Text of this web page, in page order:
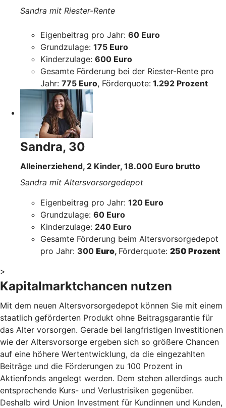
Sandra mit Riester-Rente
Eigenbeitrag pro Jahr: 60 Euro
Grundzulage: 175 Euro
Kinderzulage: 600 Euro
Gesamte Förderung bei der Riester-Rente pro
Jahr: 775 Euro, Förderquote: 1.292 Prozent
Sandra, 30
Alleinerziehend, 2 Kinder, 18.000 Euro brutto
Sandra mit Altersvorsorgedepot
Eigenbeitrag pro Jahr: 120 Euro
Grundzulage: 60 Euro
Kinderzulage: 240 Euro
Gesamte Förderung beim Altersvorsorgedepot
pro Jahr: 300 Euro, Förderquote: 250 Prozent
>
Kapitalmarktchancen nutzen
Mit dem neuen Altersvorsorgedepot können Sie mit einem
staatlich geförderten Produkt ohne Beitragsgarantie für
das Alter vorsorgen. Gerade bei langfristigen Investitionen
wie der Altersvorsorge ergeben sich so größere Chancen
auf eine höhere Wertentwicklung, da die eingezahlten
Beiträge und die Förderungen zu 100 Prozent in
Aktienfonds angelegt werden. Dem stehen allerdings auch
entsprechende Kurs- und Verlustrisiken gegenüber.
Deshalb wird Union Investment für Kundinnen und Kunden,